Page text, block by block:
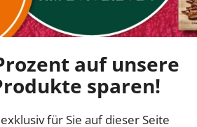
auf unsere
sparen!
für Sie auf dieser Seite